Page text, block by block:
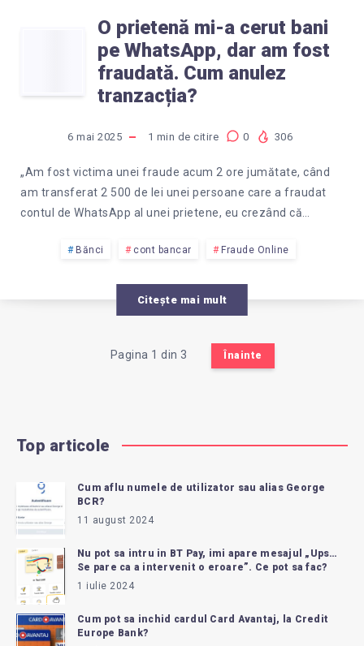
EURO?
PRIETENĂ
MI-
A
CERUT
BANI
PE
WHATSAPP,
FOST
FRAUDATĂ.
CUM
ANULEZ
TRANZACȚIA?
O prietenă mi-a cerut bani
pe WhatsApp, dar am fost
fraudată. Cum anulez
tranzacția?
6 mai 2025 1 min de citire 0 306
„Am fost victima unei fraude acum 2 ore jumătate, când
am transferat 2 500 de lei unei persoane care a fraudat
contul de WhatsApp al unei prietene, eu crezând că…
Bănci cont bancar Fraude Online
Citește mai mult
Pagina 1 din 3 Înainte
Top articole
Cum aflu numele de utilizator sau alias George
BCR?
11 august 2024
Nu pot sa intru in BT Pay, imi apare mesajul „Ups…
Se pare ca a intervenit o eroare”. Ce pot sa fac?
1 iulie 2024
Cum pot sa inchid cardul Card Avantaj, la Credit
Europe Bank?